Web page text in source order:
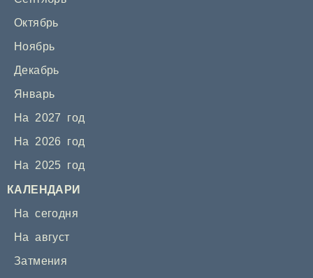
Октябрь
Ноябрь
Декабрь
Январь
На 2027 год
На 2026 год
На 2025 год
КАЛЕНДАРИ
На сегодня
На август
Затмения